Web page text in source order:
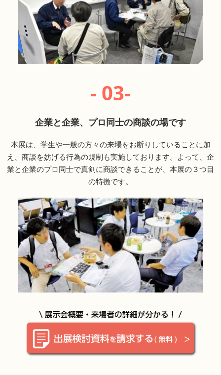
- 03-
企業と企業、プロ同士の商談の場です
本展は、学生や一般の方々の来場をお断りしていることに加
え、商談を妨げる行為の規制も実施しております。よって、企
業と企業のプロ同士で真剣に商談できることが、本展の３つ目
の特徴です。